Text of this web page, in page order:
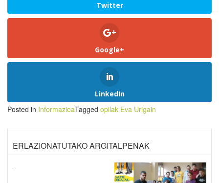
Twitter
Google+
LinkedIn
Posted in InformazioaTagged opilak Eva Urigain
ERLAZIONATUTAKO ARGITALPENAK